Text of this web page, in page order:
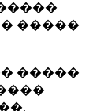
�����
�����